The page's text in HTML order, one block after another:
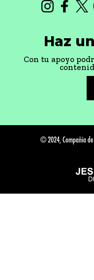
Haz
Con tu apoyo
© 2024, Compañía de